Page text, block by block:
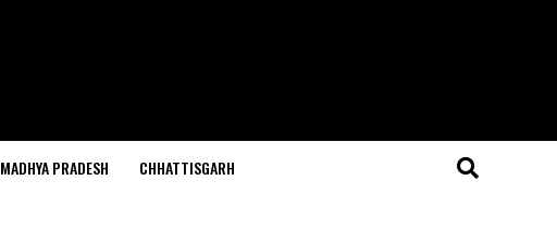
MADHYA PRADESH CHHATTISGARH